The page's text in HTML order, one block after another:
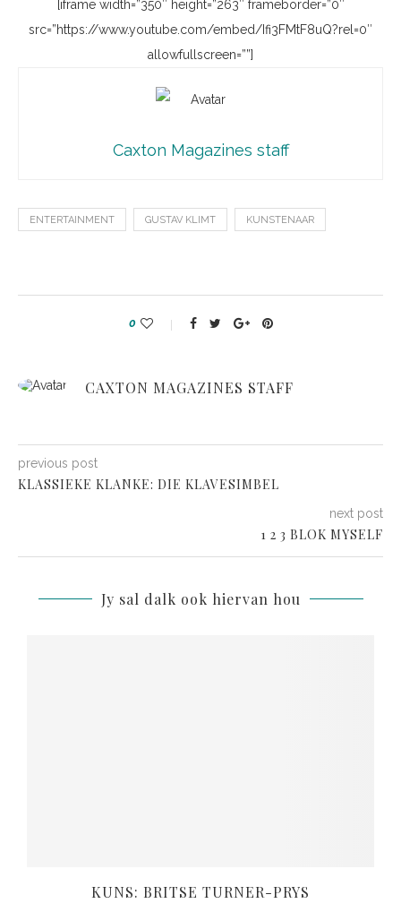
[iframe width=”350″ height=”263″ frameborder=”0″
src=”https://www.youtube.com/embed/Ifi3FMtF8uQ?rel=0″
allowfullscreen=””]
Caxton Magazines staff
ENTERTAINMENT GUSTAV KLIMT KUNSTENAAR
0
CAXTON MAGAZINES STAFF
previous post
KLASSIEKE KLANKE: DIE KLAVESIMBEL
next post
1 2 3 BLOK MYSELF
Jy sal dalk ook hiervan hou
KUNS: BRITSE TURNER-PRYS